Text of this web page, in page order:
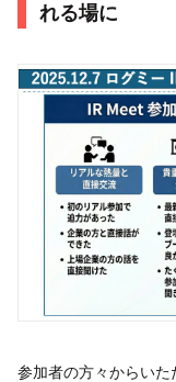
れる場に
参加者の方々からい